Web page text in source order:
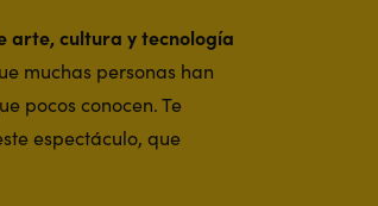
arte, cultura y tecnología
muchas personas han
pocos conocen. Te
espectáculo, que